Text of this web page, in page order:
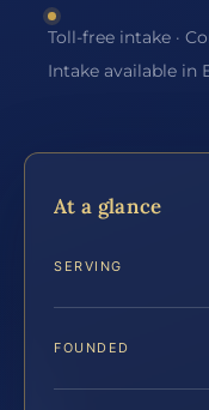
Toll-free intake ·
Intake available in
At a glance
SERVING
FOUNDED